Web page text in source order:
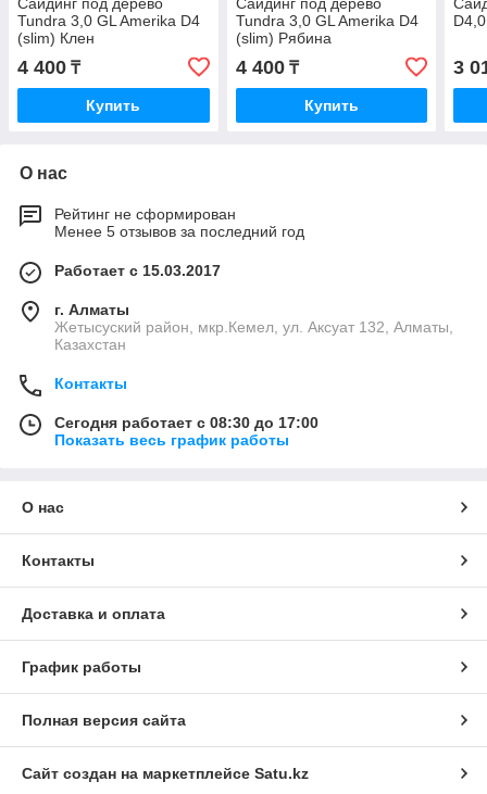
Tundra 3,0 GL Amerika D4
(slim) Клен
4 400 ₸
Купить
Tundra 3,0 GL Amerika D4
(slim) Рябина
4 400₸
Купить
D4,0
3
О нас
Рейтинг не сформирован
Менее 5 отзывов за последний год
Работает с 15.03.2017
г. Алматы
Жетысуский район, мкр.Кемел, ул. Аксуат 132, Алматы,
Казахстан
Контакты
Сегодня работает с 08:30 до 17:00
Показать весь график работы
О нас
Контакты
Доставка и оплата
График работы
Полная версия сайта
Сайт создан на маркетплейсе Satu.kz